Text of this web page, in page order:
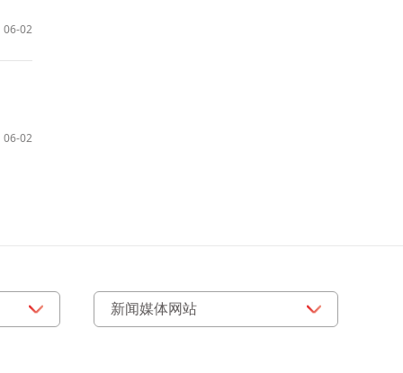
06-02
06-02